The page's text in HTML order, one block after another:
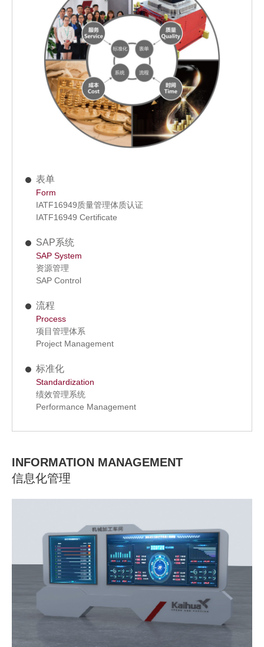
表单
Form
IATF16949质量管理体质认证
IATF16949 Certificate
SAP系统
SAP System
资源管理
SAP Control
流程
Process
项目管理体系
Project Management
标准化
Standardization
绩效管理系统
Performance Management
INFORMATION MANAGEMENT
信息化管理